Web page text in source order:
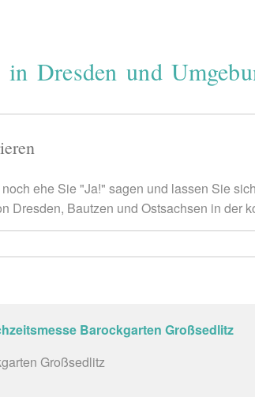
in Dresden und
ehe Sie "Ja!" sagen und lassen Sie
Dresden, Bautzen und Ostsachsen in
Barockgarten Großsedlitz
Großsedlitz